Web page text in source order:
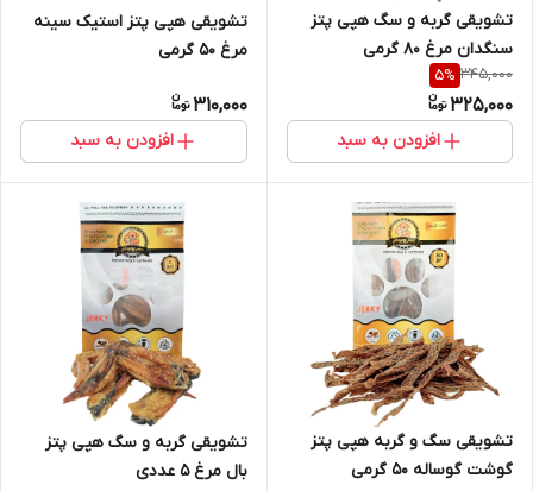
تشویقی گربه و سگ هپی پتز
سنگدان مرغ ۸۰ گرمی
345,000
5%
325,000
افزودن به سبد
تشویقی هپی پتز استیک سینه
مرغ ۵۰ گرمی
310,000
افزودن به سبد
تشویقی سگ و گربه هپی پتز
گوشت گوساله ۵۰ گرمی
تشویقی گربه و سگ هپی پتز
بال مرغ ۵ عددی